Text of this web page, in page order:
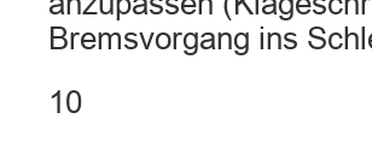
Bremsvorgang ins
10